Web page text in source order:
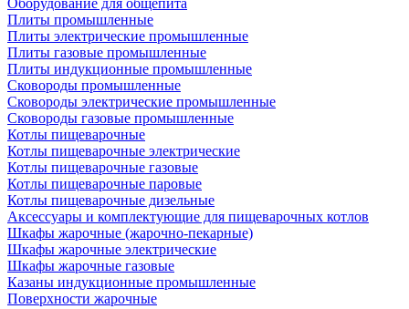
Оборудование для общепита
Плиты промышленные
Плиты электрические промышленные
Плиты газовые промышленные
Плиты индукционные промышленные
Сковороды промышленные
Сковороды электрические промышленные
Сковороды газовые промышленные
Котлы пищеварочные
Котлы пищеварочные электрические
Котлы пищеварочные газовые
Котлы пищеварочные паровые
Котлы пищеварочные дизельные
Аксессуары и комплектующие для пищеварочных котлов
Шкафы жарочные (жарочно-пекарные)
Шкафы жарочные электрические
Шкафы жарочные газовые
Казаны индукционные промышленные
Поверхности жарочные